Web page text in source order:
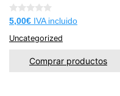
0
d
e
5
5,00€ IVA incluido
Uncategorized
Comprar productos